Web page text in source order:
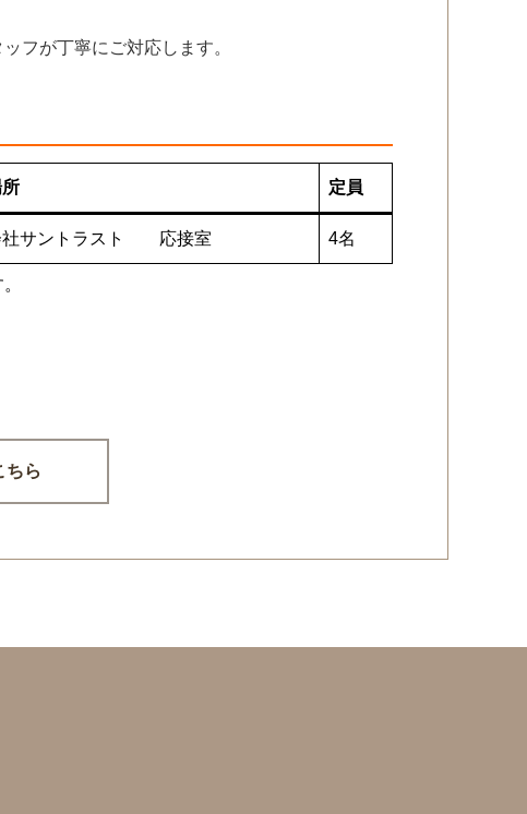
フが丁寧にご対応します。
定員
社サントラスト 応接室 4名
ちら